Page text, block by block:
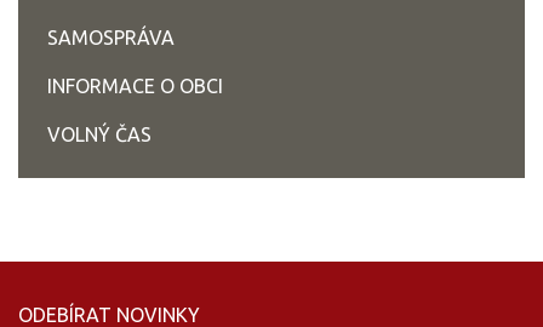
SAMOSPRÁVA
INFORMACE O OBCI
VOLNÝ ČAS
ODEBÍRAT NOVINKY